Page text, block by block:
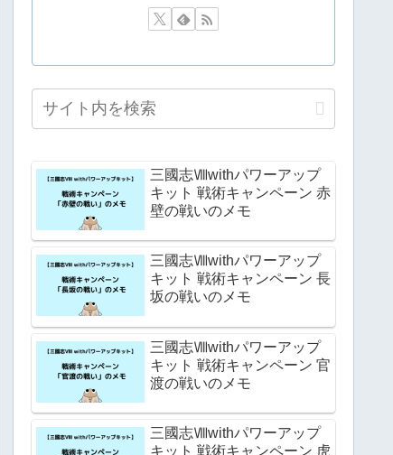
三國志Ⅷwithパワーアップ
キット 戦術キャンペーン 赤
壁の戦いのメモ
三國志Ⅷwithパワーアップ
キット 戦術キャンペーン 長
坂の戦いのメモ
三國志Ⅷwithパワーアップ
キット 戦術キャンペーン 官
渡の戦いのメモ
三國志Ⅷwithパワーアップ
キット 戦術キャンペーン 虎